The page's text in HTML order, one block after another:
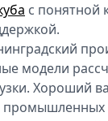
с понятной
модели
Хороший
промышленных